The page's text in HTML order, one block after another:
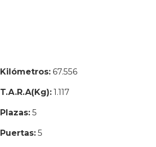
Kilómetros: 67.556
T.A.R.A(Kg): 1.117
Plazas: 5
Puertas: 5